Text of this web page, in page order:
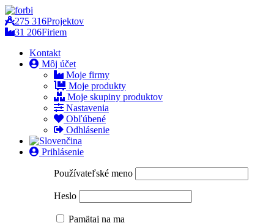
275 316Projektov
31 206Firiem
Kontakt
Môj účet
Moje firmy
Moje produkty
Moje skupiny produktov
Nastavenia
Obľúbené
Odhlásenie
Prihlásenie
Používateľské meno
Heslo
Pamätaj na ma